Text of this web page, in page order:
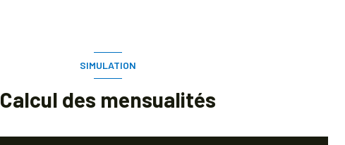
SIMULATION
Calcul des mensualités